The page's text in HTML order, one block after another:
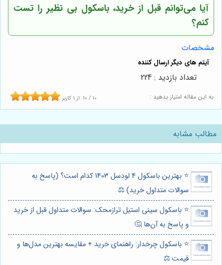
آیا می‌توانم قبل از خرید، باسکول بی نظیر را تست
کنم؟
مشخصات
به این مقاله امتیاز بدهید : 10 / 10 از 1 کاربر
تعداد بازدید : 224
مطالب مشابه
⭐️ بهترین باسکول 4 لودسل 1403 کدام است؟ (پاسخ به
سوالات متداول خرید) ⚖️
⭐️ باسکول سینی استیل ترازمحک: سوالات متداول قبل از خرید
و پاسخ به آن‌ها 🤔
⭐️ باسکول چرخدار: راهنمای خرید + مقایسه بهترین مدل‌ها و
قیمت ⚖️